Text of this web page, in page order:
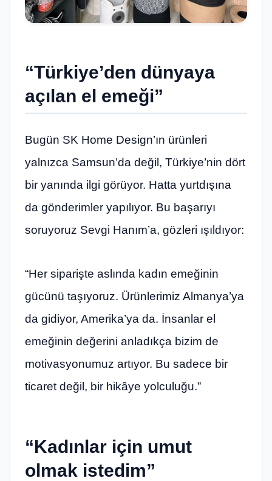
“Türkiye’den dünyaya
açılan el emeği”
Bugün SK Home Design’ın ürünleri
yalnızca Samsun’da değil, Türkiye’nin dört
bir yanında ilgi görüyor. Hatta yurtdışına
da gönderimler yapılıyor. Bu başarıyı
soruyoruz Sevgi Hanım’a, gözleri ışıldıyor:
“Her siparişte aslında kadın emeğinin
gücünü taşıyoruz. Ürünlerimiz Almanya’ya
da gidiyor, Amerika’ya da. İnsanlar el
emeğinin değerini anladıkça bizim de
motivasyonumuz artıyor. Bu sadece bir
ticaret değil, bir hikâye yolculuğu.”
“Kadınlar için umut
olmak istedim”